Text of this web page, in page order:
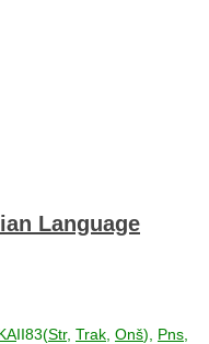
Language
II83(Str, Trak Onš), Pns